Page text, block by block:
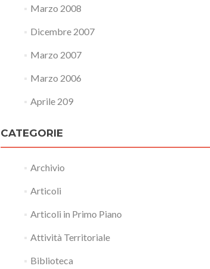
Marzo 2008
Dicembre 2007
Marzo 2007
Marzo 2006
Aprile 209
CATEGORIE
Archivio
Articoli
Articoli in Primo Piano
Attività Territoriale
Biblioteca